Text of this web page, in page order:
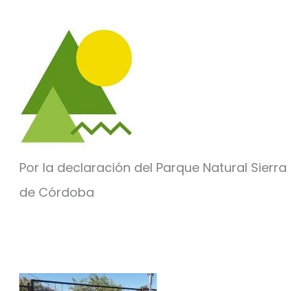
Por la declaración del Parque Natural Sierra
de Córdoba